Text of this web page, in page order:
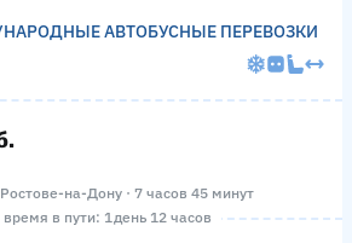
АВТОБУСНЫЕ ПЕРЕВОЗКИ
на-Дону · 7 часов 45 минут
в пути: 1 день 12 часов